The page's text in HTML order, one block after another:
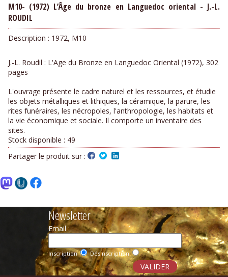
M10- (1972) L’Âge du bronze en Languedoc oriental - J.-L.
ROUDIL
Description : 1972, M10
J.-L. Roudil : L'Age du Bronze en Languedoc Oriental (1972), 302
pages
L'ouvrage présente le cadre naturel et les ressources, et étudie
les objets métalliques et lithiques, la céramique, la parure, les
rites funéraires, les nécropoles, l'anthropologie, les habitats et
la vie économique et sociale. Il comporte un inventaire des
sites.
Stock disponible : 49
Partager le produit sur :
Newsletter
Email :
Inscription Désinscription